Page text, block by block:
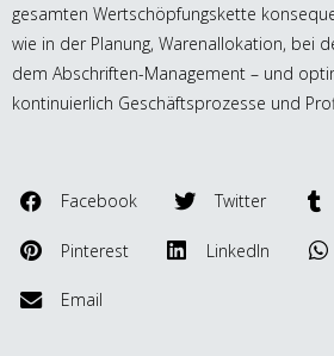
gesamten Wertschöpfungskette
wie in der Planung, Warenallokation, bei
dem Abschriften-Management – und
kontinuierlich Geschäftsprozesse und
Facebook Twitter
Pinterest LinkedIn
Email